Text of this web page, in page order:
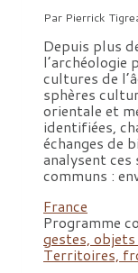
Par Pierrick
Depuis plus
l’archéologie
cultures de
sphères
orientale et
identifiées,
échanges de
analysent
communs :
France
Programme
gestes,
Territoires,